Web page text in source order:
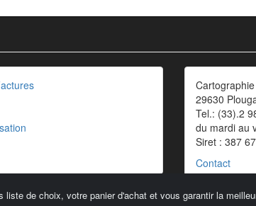
de choix, votre panier d'achat et vous garantir la
29630
Tel.: (33).2
du mardi au
Siret : 387
Contact